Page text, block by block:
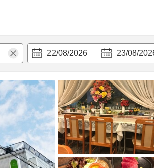
22/08/2026 23/08/